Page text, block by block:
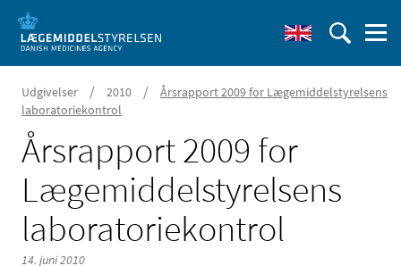
Udgivelser / 2010 /
Årsrapport 2009 for Lægemiddelstyrelsens
laboratoriekontrol
Årsrapport 2009 for
Lægemiddelstyrelsens
laboratoriekontrol
14. juni 2010